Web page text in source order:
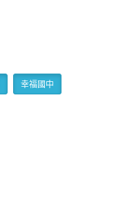
幸福國中